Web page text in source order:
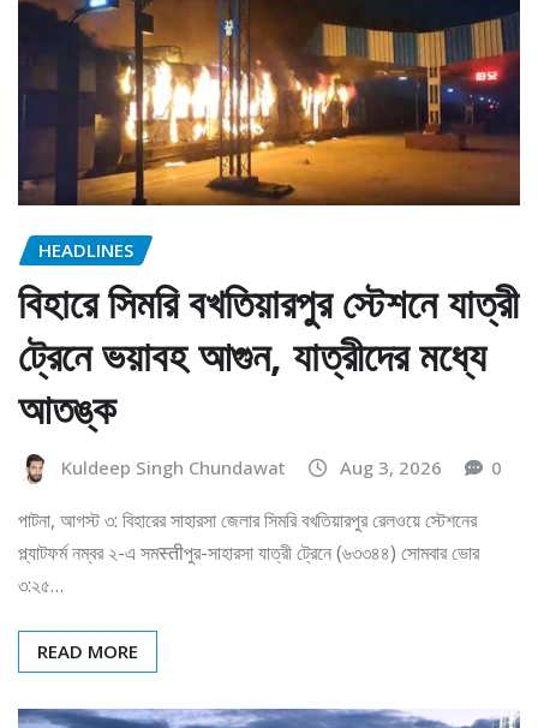
HEADLINES
বিহারে সিমরি বখতিয়ারপুর স্টেশনে যাত্রী
ট্রেনে ভয়াবহ আগুন, যাত্রীদের মধ্যে
আতঙ্ক
Kuldeep Singh Chundawat Aug 3, 2026 0
পাটনা, আগস্ট ৩: বিহারের সাহারসা জেলার সিমরি বখতিয়ারপুর রেলওয়ে স্টেশনের
প্ল্যাটফর্ম নম্বর ২-এ সমस्तीপুর-সাহারসা যাত্রী ট্রেনে (৬৩৩৪৪) সোমবার ভোর
৩:২৫…
READ MORE